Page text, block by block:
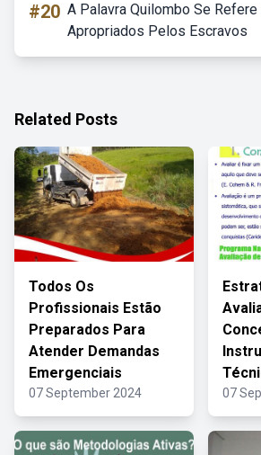
#20 A Palavra Quilombo Se
Apropriados Pelos Escravos
Related Posts
Todos Os
Profissionais Estão
Preparados Para
Atender Demandas
Emergenciais
07 September 2024 07